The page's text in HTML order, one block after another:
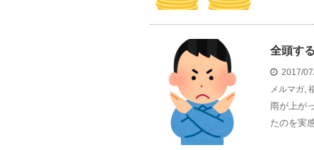
全頭す
2017/
メルマガ,
雨が上が
たのを実